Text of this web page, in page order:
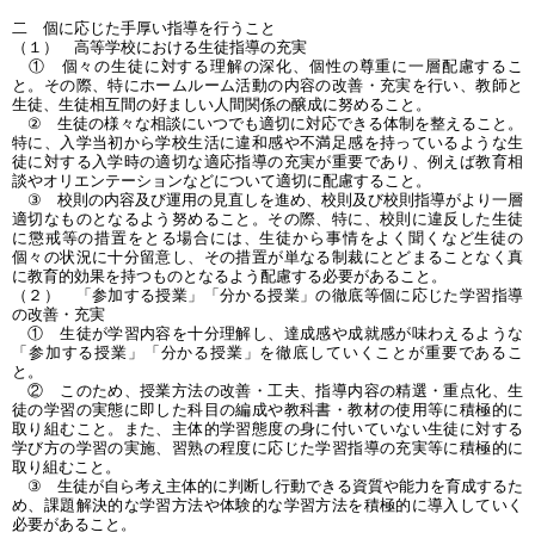
二 個に応じた手厚い指導を行うこと
（１） 高等学校における生徒指導の充実
① 個々の生徒に対する理解の深化、個性の尊重に一層配慮するこ
と。その際、特にホームルーム活動の内容の改善・充実を行い、教師と
生徒、生徒相互間の好ましい人間関係の醸成に努めること。
② 生徒の様々な相談にいつでも適切に対応できる体制を整えること。
特に、入学当初から学校生活に違和感や不満足感を持っているような生
徒に対する入学時の適切な適応指導の充実が重要であり、例えば教育相
談やオリエンテーションなどについて適切に配慮すること。
③ 校則の内容及び運用の見直しを進め、校則及び校則指導がより一層
適切なものとなるよう努めること。その際、特に、校則に違反した生徒
に懲戒等の措置をとる場合には、生徒から事情をよく聞くなど生徒の
個々の状況に十分留意し、その措置が単なる制裁にとどまることなく真
に教育的効果を持つものとなるよう配慮する必要があること。
（２） 「参加する授業」「分かる授業」の徹底等個に応じた学習指導
の改善・充実
① 生徒が学習内容を十分理解し、達成感や成就感が味わえるような
「参加する授業」「分かる授業」を徹底していくことが重要であるこ
と。
② このため、授業方法の改善・工夫、指導内容の精選・重点化、生
徒の学習の実態に即した科目の編成や教科書・教材の使用等に積極的に
取り組むこと。また、主体的学習態度の身に付いていない生徒に対する
学び方の学習の実施、習熟の程度に応じた学習指導の充実等に積極的に
取り組むこと。
③ 生徒が自ら考え主体的に判断し行動できる資質や能力を育成するた
め、課題解決的な学習方法や体験的な学習方法を積極的に導入していく
必要があること。